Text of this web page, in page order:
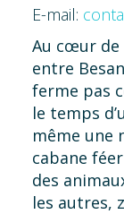
E-mail:
Au cœur de
entre
ferme pas
le temps
même une
cabane
des
les autres,